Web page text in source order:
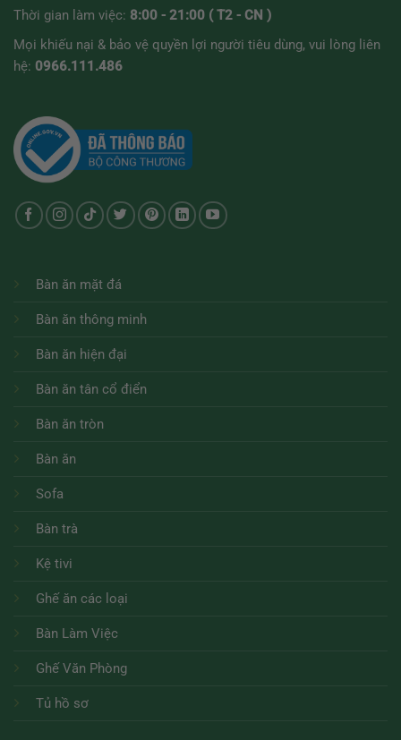
Thời gian làm việc: 8:00 - 21:00 ( T2 - CN )
Mọi khiếu nại & bảo vệ quyền lợi người tiêu dùng, vui lòng liên
hệ: 0966.111.486
Bàn ăn mặt đá
Bàn ăn thông minh
Bàn ăn hiện đại
Bàn ăn tân cổ điển
Bàn ăn tròn
Bàn ăn
Sofa
Bàn trà
Kệ tivi
Ghế ăn các loại
Bàn Làm Việc
Ghế Văn Phòng
Tủ hồ sơ